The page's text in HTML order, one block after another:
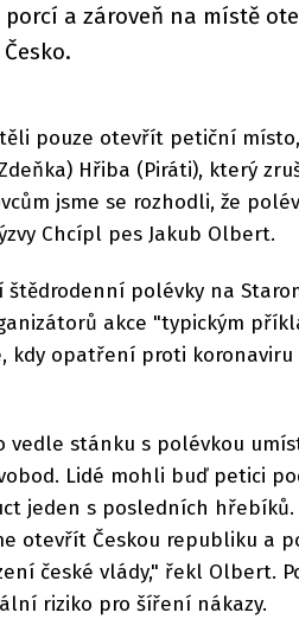
a zároveň na místě
pouze otevřít petiční
Hřiba (Piráti), který
jsme se rozhodli, že
Chcípl pes Jakub Olbert.
štědrodenní polévky na
akce "typickým
kdy opatření proti koronaviru
vedle stánku s polévkou
Lidé mohli buď petici
jeden s posledních
otevřít Českou republiku a
české vlády," řekl Olbert.
riziko pro šíření nákazy.